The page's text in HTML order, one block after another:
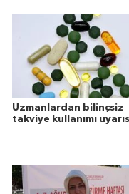
Uzmanlardan bilinçsiz
takviye kullanımı